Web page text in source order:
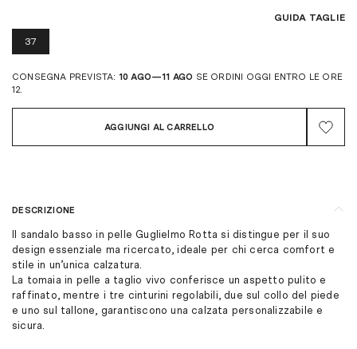
GUIDA TAGLIE
37
CONSEGNA PREVISTA: 10 AGO—11 AGO SE ORDINI OGGI ENTRO LE ORE
12.
AGGIUNGI AL CARRELLO
DESCRIZIONE
Il sandalo basso in pelle Guglielmo Rotta si distingue per il suo
design essenziale ma ricercato, ideale per chi cerca comfort e
stile in un’unica calzatura.
La tomaia in pelle a taglio vivo conferisce un aspetto pulito e
raffinato, mentre i tre cinturini regolabili, due sul collo del piede
e uno sul tallone, garantiscono una calzata personalizzabile e
sicura.